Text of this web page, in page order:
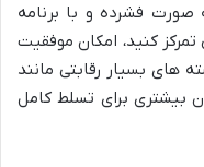
و می توانید در ۴ ماه به صورت فشرده و با برنامه
کنید، امکان موفقیت
های بسیار رقابتی مانند
بیشتری برای تسلط کامل